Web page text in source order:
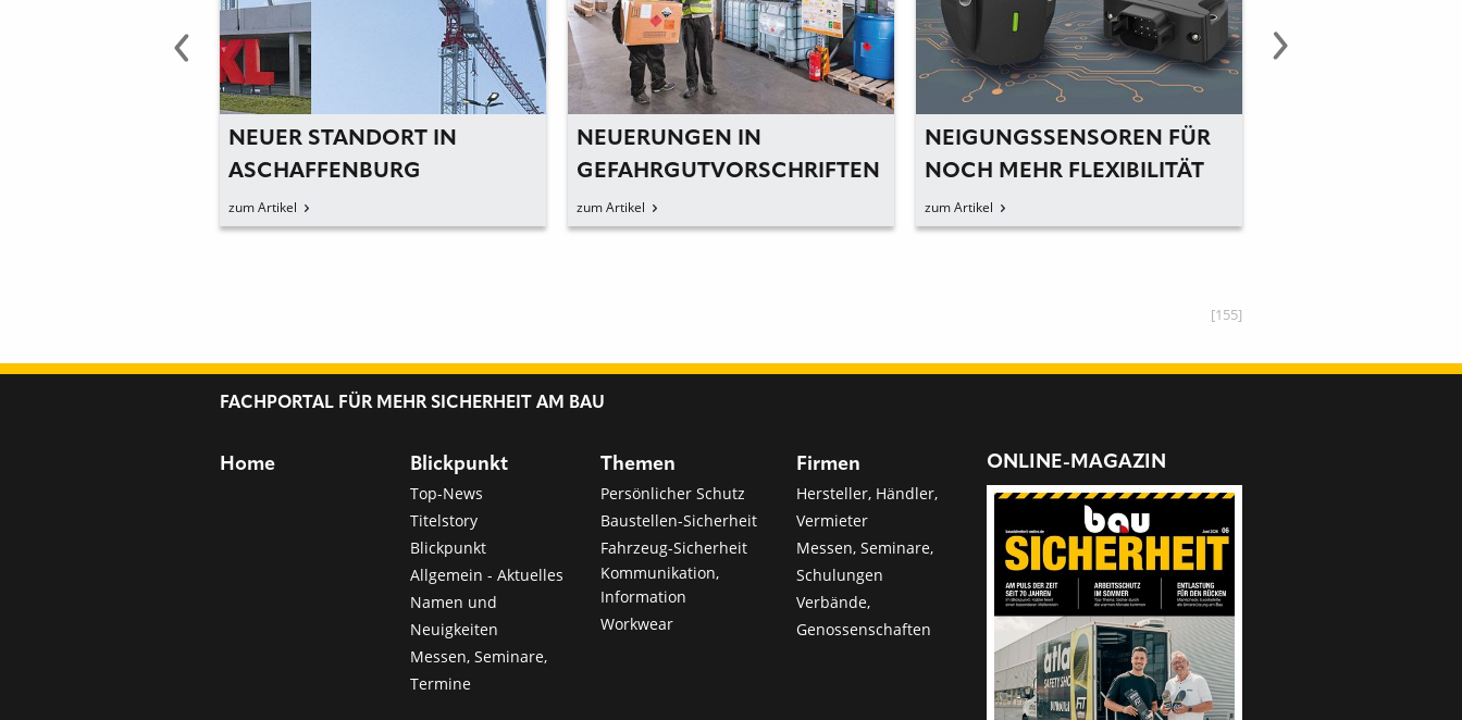
NEUER STANDORT IN
ASCHAFFENBURG
zum Artikel
NEUERUNGEN IN
GEFAHRGUTVORSCHRIFTEN
zum Artikel
NEIGUNGSSENSOREN FÜR
NOCH MEHR FLEXIBILITÄT
zum Artikel
[155]
FACHPORTAL FÜR MEHR SICHERHEIT AM BAU
Home Blickpunkt
Top-News
Titelstory
Blickpunkt
Allgemein - Aktuelles
Namen und
Neuigkeiten
Messen, Seminare,
Termine
Themen
Persönlicher Schutz
Baustellen-Sicherheit
Fahrzeug-Sicherheit
Kommunikation,
Information
Workwear
Firmen
Hersteller, Händler,
Vermieter
Messen, Seminare,
Schulungen
Verbände,
Genossenschaften
ONLINE-MAGAZIN